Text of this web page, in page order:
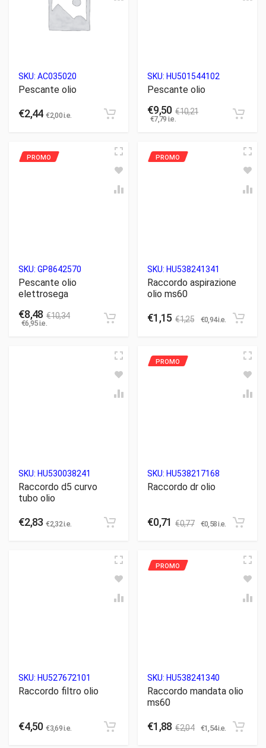
SKU: AC035020
Pescante olio
€2,44 €2,00i.e.
SKU: HU501544102
Pescante olio
€9,50 €10,21
€7,79 i.e.
SKU: GP8642570
Pescante olio
elettrosega
€8,48 €10,34
€6,95i.e.
SKU: HU538241341
Raccordo aspirazione
olio ms60
€1,15 €1,25 €0,94i.e.
SKU: HU530038241
Raccordo d5 curvo
tubo olio
€2,83 €2,32i.e.
SKU: HU538217168
Raccordo dr olio
€0,71 €0,77 €0,58i.e.
SKU: HU527672101
Raccordo filtro olio
€4,50 €3,69i.e.
SKU: HU538241340
Raccordo mandata olio
ms60
€1,88 €2,04 €1,54i.e.